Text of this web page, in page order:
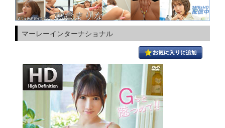
マーレーインターナショナル